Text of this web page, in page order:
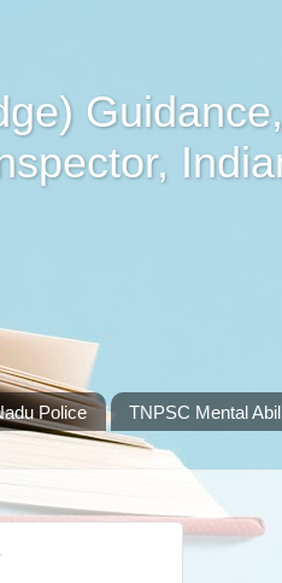
Study Material in pdf
Police
TNPSC Mental